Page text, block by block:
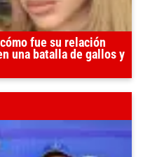
fue su relación
una batalla de gallos y